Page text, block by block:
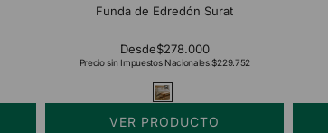
Funda de Edredón Surat
Desde$278.000
Precio sin Impuestos Nacionales:$229.752
VER PRODUCTO